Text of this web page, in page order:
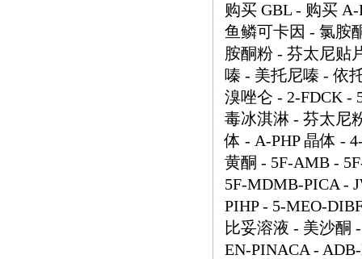
购买 GBL - 购买
鱼鳞可卡因 - 氯胺
胺酮粉 - 芬太尼贴
嗪 - 美托尼嗪 - 依
溴唑仑 - 2-FDCK -
毒冰淇淋 - 芬太尼
体 - A-PHP 晶体 -
黄酮 - 5F-AMB -
5F-MDMB-PICA -
PIHP - 5-MEO-
比妥溶液 - 美沙酮
EN-PINACA -